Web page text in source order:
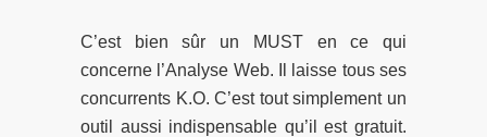
C’est bien sûr un MUST en ce qui
concerne l’Analyse Web. Il laisse tous ses
concurrents K.O. C’est tout simplement un
outil aussi indispensable qu’il est gratuit.